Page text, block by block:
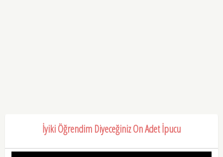
İyiki Öğrendim Diyeceğiniz On Adet İpucu